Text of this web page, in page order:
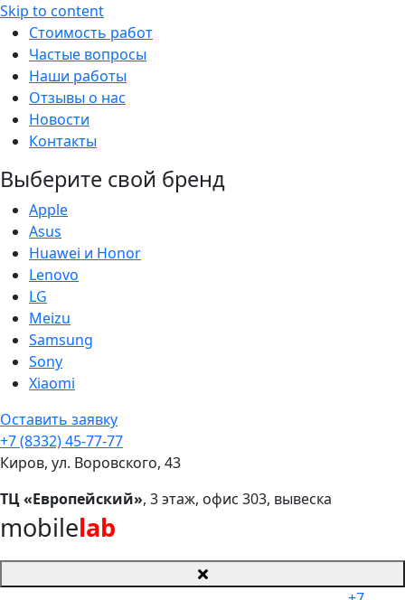
Skip to content
Стоимость работ
Частые вопросы
Наши работы
Отзывы о нас
Новости
Контакты
Выберите свой бренд
Apple
Asus
Huawei и Honor
Lenovo
LG
Meizu
Samsung
Sony
Xiaomi
Оставить заявку
+7 (8332) 45-77-77
Киров, ул. Воровского, 43
ТЦ «Европейский», 3 этаж, офис 303, вывеска
mobilelab